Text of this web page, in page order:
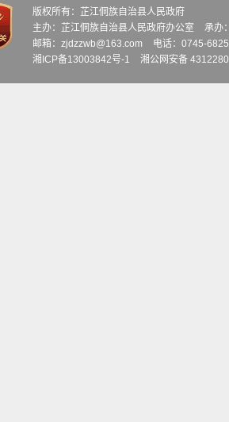
版权所有：芷江侗族自治县人民政府
主办：芷江侗族自治县人民政府办公室
承办
邮箱：zjdzzwb@163.com
电话：0745-
湘ICP备13003842号-1
湘公网安备